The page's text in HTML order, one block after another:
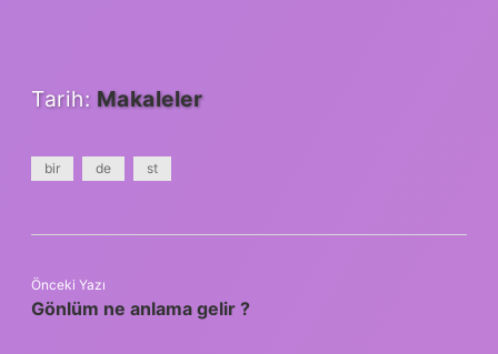
Tarih: Makaleler
bir de st
Önceki Yazı
Gönlüm ne anlama gelir ?